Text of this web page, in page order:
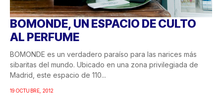
BOMONDE, UN ESPACIO DE CULTO
AL PERFUME
BOMONDE es un verdadero paraíso para las narices más
sibaritas del mundo. Ubicado en una zona privilegiada de
Madrid, este espacio de 110...
19 OCTUBRE, 2012